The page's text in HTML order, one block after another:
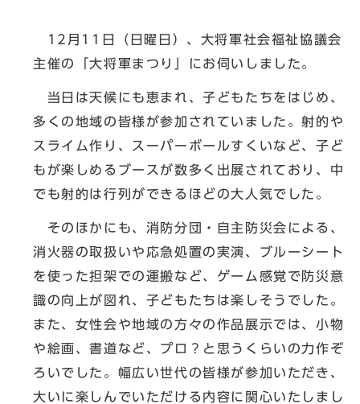
12月11日（日曜日）、大将軍社会福祉協議会
主催の「大将軍まつり」にお伺いしました。
当日は天候にも恵まれ、子どもたちをはじめ、
多くの地域の皆様が参加されていました。射的や
スライム作り、スーパーボールすくいなど、子ど
もが楽しめるブースが数多く出展されており、中
でも射的は行列ができるほどの大人気でした。
そのほかにも、消防分団・自主防災会による、
消火器の取扱いや応急処置の実演、ブルーシート
を使った担架での運搬など、ゲーム感覚で防災意
識の向上が図れ、子どもたちは楽しそうでした。
また、女性会や地域の方々の作品展示では、小物
や絵画、書道など、プロ？と思うくらいの力作ぞ
ろいでした。幅広い世代の皆様が参加いただき、
大いに楽しんでいただける内容に関心いたしまし